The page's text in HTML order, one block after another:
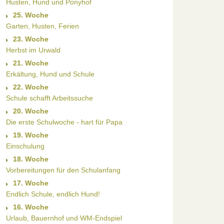
Husten, Hund und Ponyhof
25. Woche
Garten, Husten, Ferien
23. Woche
Herbst im Urwald
21. Woche
Erkältung, Hund und Schule
22. Woche
Schule schafft Arbeitssuche
20. Woche
Die erste Schulwoche - hart für Papa
19. Woche
Einschulung
18. Woche
Vorbereitungen für den Schulanfang
17. Woche
Endlich Schule, endlich Hund!
16. Woche
Urlaub, Bauernhof und WM-Endspiel